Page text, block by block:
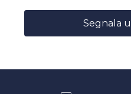
Segnala